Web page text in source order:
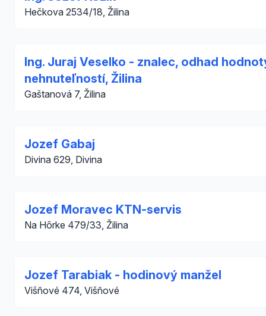
Hečkova 2534/18, Žilina
Ing. Juraj Veselko - znalec, odhad
nehnuteľností, Žilina
Gaštanová 7, Žilina
Jozef Gabaj
Divina 629, Divina
Jozef Moravec KTN-servis
Na Hôrke 479/33, Žilina
Jozef Tarabiak - hodinový manžel
Višňové 474, Višňové